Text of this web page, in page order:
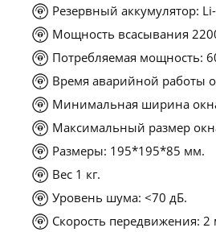
Резервный аккумулятор:
Мощность всасывания
Потребляемая мощность:
Время аварийной работы
Минимальная ширина
Максимальный размер
Размеры: 195*195*85 мм.
Вес 1 кг.
Уровень шума: <70 дБ.
Скорость передвижения: